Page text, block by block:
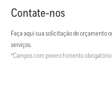
Contate-nos
Faça aqui sua solicitação de orçamento
serviços.
*Campos com preenchimento obrigatório